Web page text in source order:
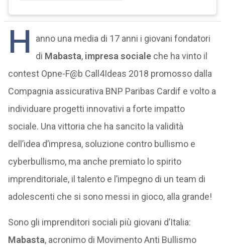
H
anno una media di 17 anni i giovani fondatori
di Mabasta, impresa socialeche ha vinto il
contest Opne-F@b Call4Ideas 2018 promosso dalla
Compagnia assicurativa BNP Paribas Cardif e volto a
individuare progetti innovativi a forte impatto
sociale. Una vittoria che ha sancito la validità
dell’idea d’impresa, soluzione contro bullismo e
cyberbullismo, ma anche premiato lo spirito
imprenditoriale, il talento e l’impegno di un team di
adolescenti che si sono messi in gioco, alla grande!
Sono gli imprenditori sociali più giovani d’Italia:
Mabasta, acronimo di Movimento Anti Bullismo